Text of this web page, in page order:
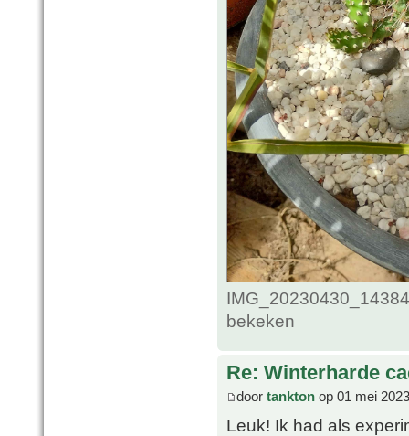
bekeken
Re: Winterharde
door tankton op 01 mei
Leuk! Ik had als